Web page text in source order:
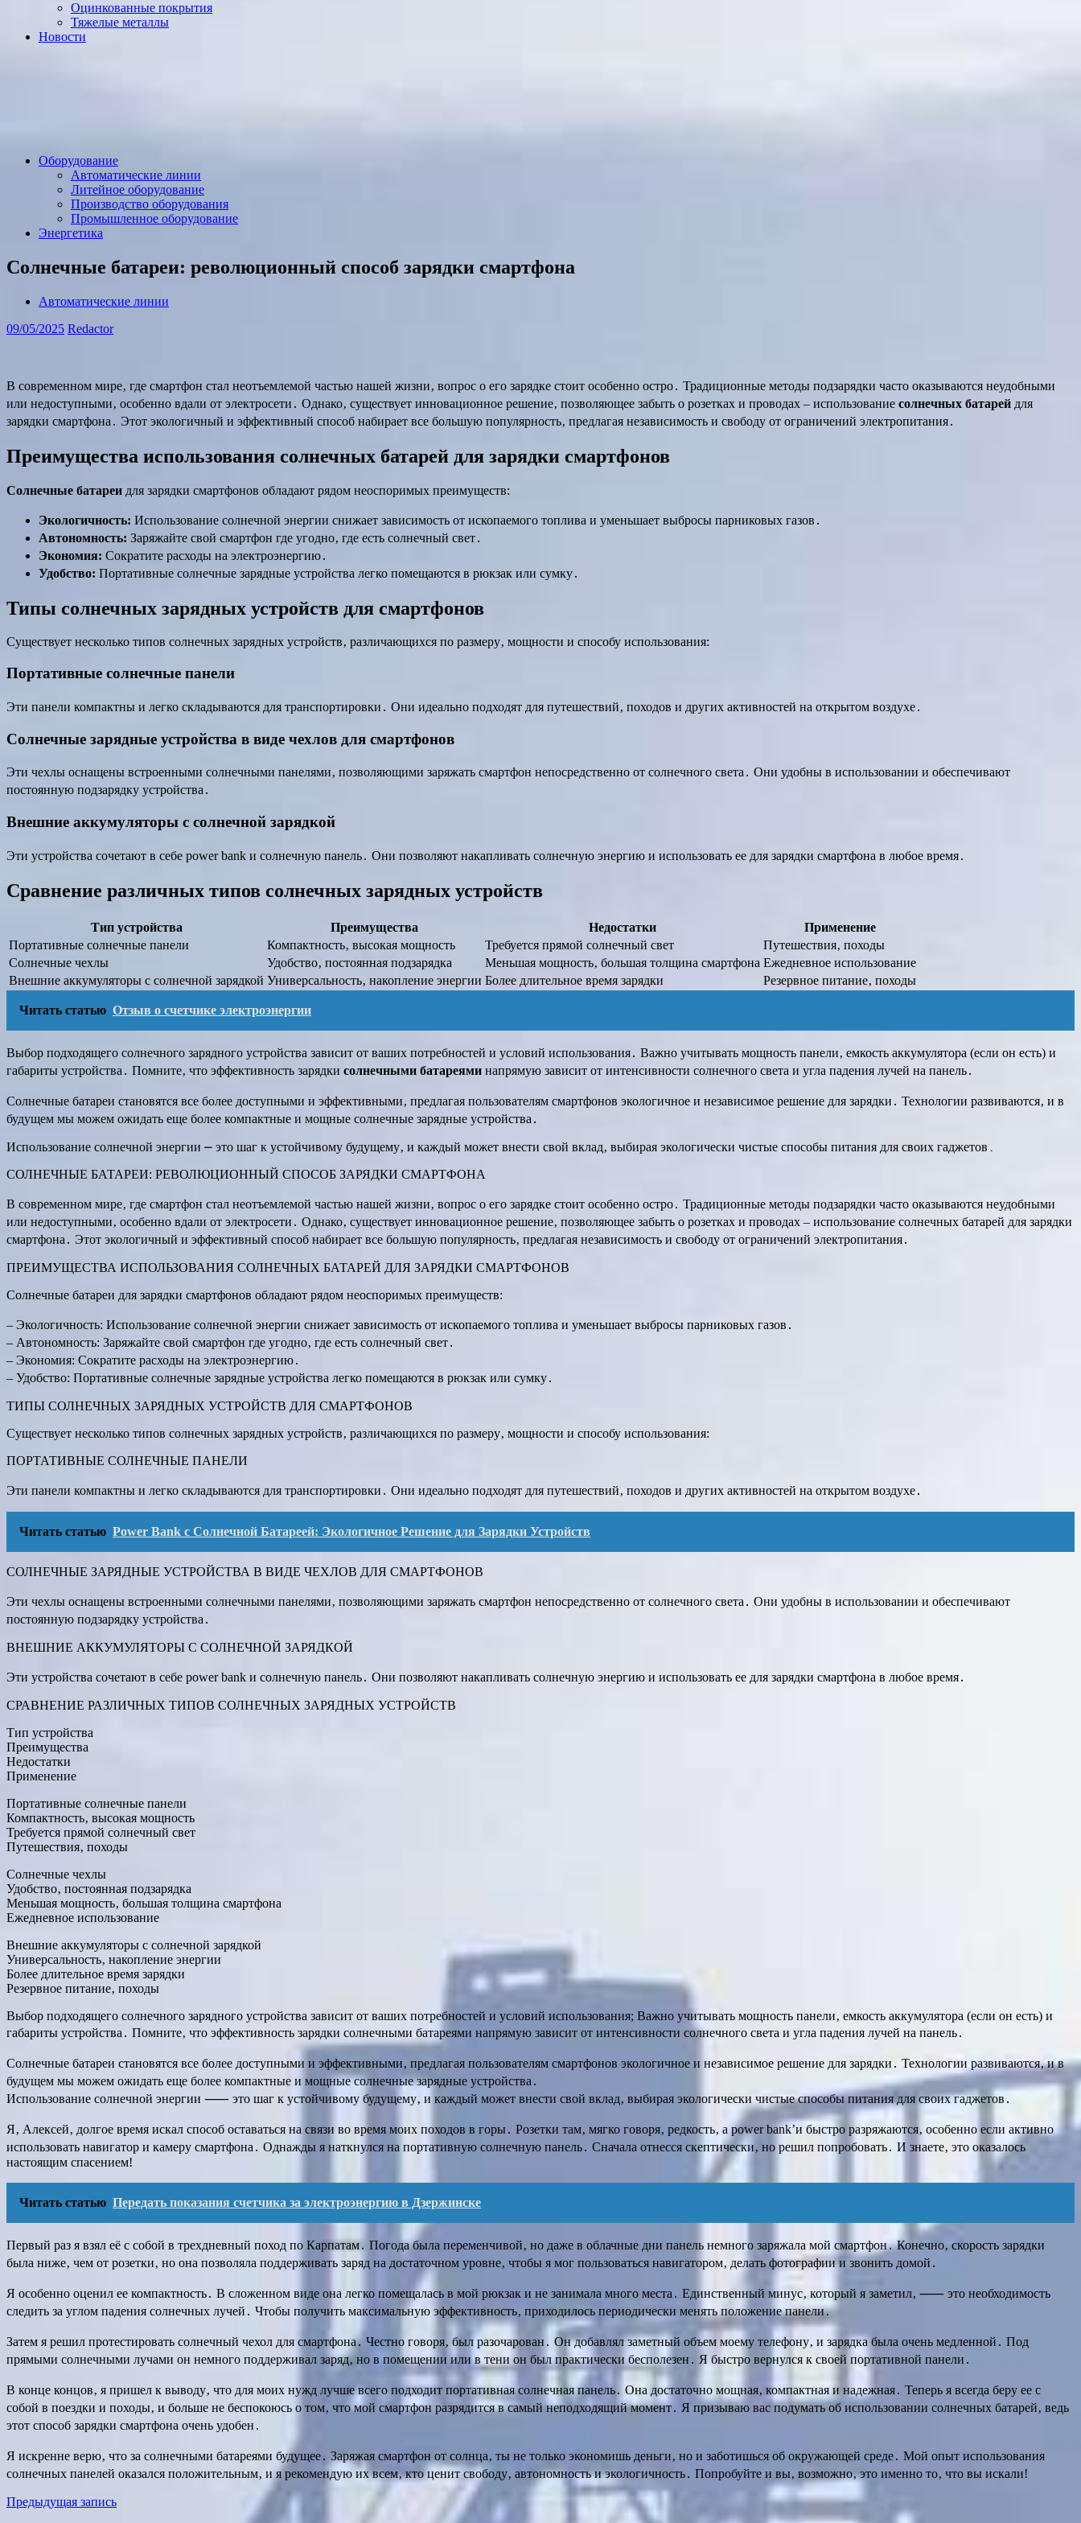
Оцинкованные покрытия
Тяжелые металлы
Новости
Оборудование
Автоматические линии
Литейное оборудование
Производство оборудования
Промышленное оборудование
Энергетика
Солнечные батареи: революционный способ зарядки смартфона
Автоматические линии
09/05/2025 Redactor
В современном мире‚ где смартфон стал неотъемлемой частью нашей жизни‚ вопрос о его зарядке стоит особенно остро․ Традиционные методы подзарядки часто оказываются неудобными
или недоступными‚ особенно вдали от электросети․ Однако‚ существует инновационное решение‚ позволяющее забыть о розетках и проводах – использование солнечных батарей для
зарядки смартфона․ Этот экологичный и эффективный способ набирает все большую популярность‚ предлагая независимость и свободу от ограничений электропитания․
Преимущества использования солнечных батарей для зарядки смартфонов
Солнечные батареи для зарядки смартфонов обладают рядом неоспоримых преимуществ:
Экологичность: Использование солнечной энергии снижает зависимость от ископаемого топлива и уменьшает выбросы парниковых газов․
Автономность: Заряжайте свой смартфон где угодно‚ где есть солнечный свет․
Экономия: Сократите расходы на электроэнергию․
Удобство: Портативные солнечные зарядные устройства легко помещаются в рюкзак или сумку․
Типы солнечных зарядных устройств для смартфонов
Существует несколько типов солнечных зарядных устройств‚ различающихся по размеру‚ мощности и способу использования:
Портативные солнечные панели
Эти панели компактны и легко складываются для транспортировки․ Они идеально подходят для путешествий‚ походов и других активностей на открытом воздухе․
Солнечные зарядные устройства в виде чехлов для смартфонов
Эти чехлы оснащены встроенными солнечными панелями‚ позволяющими заряжать смартфон непосредственно от солнечного света․ Они удобны в использовании и обеспечивают
постоянную подзарядку устройства․
Внешние аккумуляторы с солнечной зарядкой
Эти устройства сочетают в себе power bank и солнечную панель․ Они позволяют накапливать солнечную энергию и использовать ее для зарядки смартфона в любое время․
Сравнение различных типов солнечных зарядных устройств
Тип устройства Преимущества Недостатки
Применение
Портативные солнечные панели
Компактность‚ высокая мощность Требуется прямой солнечный свет
Путешествия‚ походы
Солнечные чехлы
Удобство‚ постоянная подзарядка Меньшая мощность‚ большая толщина смартфона Ежедневное использование
Внешние аккумуляторы с солнечной зарядкой Универсальность‚ накопление энергии Более длительное время зарядки Резервное питание‚ походы
Читать статью Отзыв о счетчике электроэнергии
Выбор подходящего солнечного зарядного устройства зависит от ваших потребностей и условий использования․ Важно учитывать мощность панели‚ емкость аккумулятора (если он есть) и
габариты устройства․ Помните‚ что эффективность зарядки солнечными батареями напрямую зависит от интенсивности солнечного света и угла падения лучей на панель․
Солнечные батареи становятся все более доступными и эффективными‚ предлагая пользователям смартфонов экологичное и независимое решение для зарядки․ Технологии развиваются‚ и в
будущем мы можем ожидать еще более компактные и мощные солнечные зарядные устройства․
Использование солнечной энергии ⎼ это шаг к устойчивому будущему‚ и каждый может внести свой вклад‚ выбирая экологически чистые способы питания для своих гаджетов․
СОЛНЕЧНЫЕ БАТАРЕИ: РЕВОЛЮЦИОННЫЙ СПОСОБ ЗАРЯДКИ СМАРТФОНА
В современном мире‚ где смартфон стал неотъемлемой частью нашей жизни‚ вопрос о его зарядке стоит особенно остро․ Традиционные методы подзарядки часто оказываются неудобными
или недоступными‚ особенно вдали от электросети․ Однако‚ существует инновационное решение‚ позволяющее забыть о розетках и проводах – использование солнечных батарей для зарядки
смартфона․ Этот экологичный и эффективный способ набирает все большую популярность‚ предлагая независимость и свободу от ограничений электропитания․
ПРЕИМУЩЕСТВА ИСПОЛЬЗОВАНИЯ СОЛНЕЧНЫХ БАТАРЕЙ ДЛЯ ЗАРЯДКИ СМАРТФОНОВ
Солнечные батареи для зарядки смартфонов обладают рядом неоспоримых преимуществ:
– Экологичность: Использование солнечной энергии снижает зависимость от ископаемого топлива и уменьшает выбросы парниковых газов․
– Автономность: Заряжайте свой смартфон где угодно‚ где есть солнечный свет․
– Экономия: Сократите расходы на электроэнергию․
– Удобство: Портативные солнечные зарядные устройства легко помещаются в рюкзак или сумку․
ТИПЫ СОЛНЕЧНЫХ ЗАРЯДНЫХ УСТРОЙСТВ ДЛЯ СМАРТФОНОВ
Существует несколько типов солнечных зарядных устройств‚ различающихся по размеру‚ мощности и способу использования:
ПОРТАТИВНЫЕ СОЛНЕЧНЫЕ ПАНЕЛИ
Эти панели компактны и легко складываются для транспортировки․ Они идеально подходят для путешествий‚ походов и других активностей на открытом воздухе․
Читать статью Power Bank с Солнечной Батареей: Экологичное Решение для Зарядки Устройств
СОЛНЕЧНЫЕ ЗАРЯДНЫЕ УСТРОЙСТВА В ВИДЕ ЧЕХЛОВ ДЛЯ СМАРТФОНОВ
Эти чехлы оснащены встроенными солнечными панелями‚ позволяющими заряжать смартфон непосредственно от солнечного света․ Они удобны в использовании и обеспечивают
постоянную подзарядку устройства․
ВНЕШНИЕ АККУМУЛЯТОРЫ С СОЛНЕЧНОЙ ЗАРЯДКОЙ
Эти устройства сочетают в себе power bank и солнечную панель․ Они позволяют накапливать солнечную энергию и использовать ее для зарядки смартфона в любое время․
СРАВНЕНИЕ РАЗЛИЧНЫХ ТИПОВ СОЛНЕЧНЫХ ЗАРЯДНЫХ УСТРОЙСТВ
Тип устройства
Преимущества
Недостатки
Применение
Портативные солнечные панели
Компактность‚ высокая мощность
Требуется прямой солнечный свет
Путешествия‚ походы
Солнечные чехлы
Удобство‚ постоянная подзарядка
Меньшая мощность‚ большая толщина смартфона
Ежедневное использование
Внешние аккумуляторы с солнечной зарядкой
Универсальность‚ накопление энергии
Более длительное время зарядки
Резервное питание‚ походы
Выбор подходящего солнечного зарядного устройства зависит от ваших потребностей и условий использования; Важно учитывать мощность панели‚ емкость аккумулятора (если он есть) и
габариты устройства․ Помните‚ что эффективность зарядки солнечными батареями напрямую зависит от интенсивности солнечного света и угла падения лучей на панель․
Солнечные батареи становятся все более доступными и эффективными‚ предлагая пользователям смартфонов экологичное и независимое решение для зарядки․ Технологии развиваются‚ и в
будущем мы можем ожидать еще более компактные и мощные солнечные зарядные устройства․
Использование солнечной энергии ⸺ это шаг к устойчивому будущему‚ и каждый может внести свой вклад‚ выбирая экологически чистые способы питания для своих гаджетов․
Я‚ Алексей‚ долгое время искал способ оставаться на связи во время моих походов в горы․ Розетки там‚ мягко говоря‚ редкость‚ а power bank’и быстро разряжаются‚ особенно если активно
использовать навигатор и камеру смартфона․ Однажды я наткнулся на портативную солнечную панель․ Сначала отнесся скептически‚ но решил попробовать․ И знаете‚ это оказалось
настоящим спасением!
Читать статью Передать показания счетчика за электроэнергию в Дзержинске
Первый раз я взял её с собой в трехдневный поход по Карпатам․ Погода была переменчивой‚ но даже в облачные дни панель немного заряжала мой смартфон․ Конечно‚ скорость зарядки
была ниже‚ чем от розетки‚ но она позволяла поддерживать заряд на достаточном уровне‚ чтобы я мог пользоваться навигатором‚ делать фотографии и звонить домой․
Я особенно оценил ее компактность․ В сложенном виде она легко помещалась в мой рюкзак и не занимала много места․ Единственный минус‚ который я заметил‚ ⸺ это необходимость
следить за углом падения солнечных лучей․ Чтобы получить максимальную эффективность‚ приходилось периодически менять положение панели․
Затем я решил протестировать солнечный чехол для смартфона․ Честно говоря‚ был разочарован․ Он добавлял заметный объем моему телефону‚ и зарядка была очень медленной․ Под
прямыми солнечными лучами он немного поддерживал заряд‚ но в помещении или в тени он был практически бесполезен․ Я быстро вернулся к своей портативной панели․
В конце концов‚ я пришел к выводу‚ что для моих нужд лучше всего подходит портативная солнечная панель․ Она достаточно мощная‚ компактная и надежная․ Теперь я всегда беру ее с
собой в поездки и походы‚ и больше не беспокоюсь о том‚ что мой смартфон разрядится в самый неподходящий момент․ Я призываю вас подумать об использовании солнечных батарей‚ ведь
этот способ зарядки смартфона очень удобен․
Я искренне верю‚ что за солнечными батареями будущее․ Заряжая смартфон от солнца‚ ты не только экономишь деньги‚ но и заботишься об окружающей среде․ Мой опыт использования
солнечных панелей оказался положительным‚ и я рекомендую их всем‚ кто ценит свободу‚ автономность и экологичность․ Попробуйте и вы‚ возможно‚ это именно то‚ что вы искали!
Навигация
Предыдущая запись